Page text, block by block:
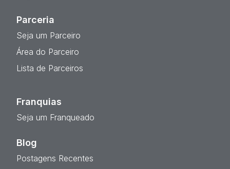
Parceria
Seja um Parceiro
Área do Parceiro
Lista de Parceiros
Franquias
Seja um Franqueado
Blog
Postagens Recentes